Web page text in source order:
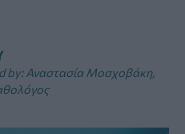
by: Αναστασία Μοσχοβάκη,